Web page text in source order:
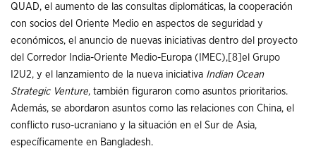
QUAD, el aumento de las consultas diplomáticas, la cooperación
con socios del Oriente Medio en aspectos de seguridad y
económicos, el anuncio de nuevas iniciativas dentro del proyecto
del Corredor India-Oriente Medio-Europa (IMEC), [8] el Grupo
I2U2, y el lanzamiento de la nueva iniciativa Indian Ocean
Strategic Venture, también figuraron como asuntos prioritarios.
Además, se abordaron asuntos como las relaciones con China, el
conflicto ruso-ucraniano y la situación en el Sur de Asia,
específicamente en Bangladesh.